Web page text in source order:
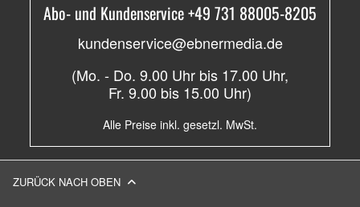
Abo- und Kundenservice +49 731 88005-8205
kundenservice@ebnermedia.de
(Mo. - Do. 9.00 Uhr bis 17.00 Uhr,
Fr. 9.00 bis 15.00 Uhr)
Alle Preise inkl. gesetzl. MwSt.
ZURÜCK NACH OBEN